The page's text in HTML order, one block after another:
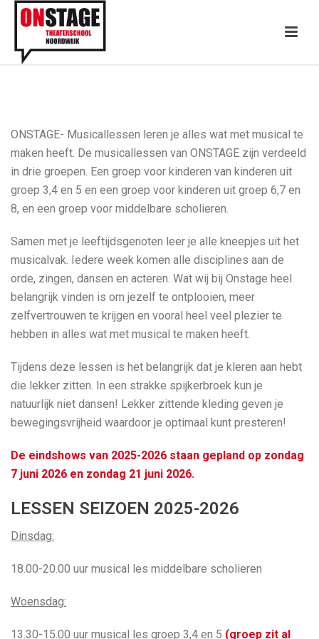
ONSTAGE- Musicallessen leren je alles wat met musical te
maken heeft. De musicallessen van ONSTAGE zijn verdeeld
in drie groepen. Een groep voor kinderen van kinderen uit
groep 3,4 en 5 en een groep voor kinderen uit groep 6,7 en
8, en een groep voor middelbare scholieren.
Samen met je leeftijdsgenoten leer je alle kneepjes uit het
musicalvak. Iedere week komen alle disciplines aan de
orde, zingen, dansen en acteren. Wat wij bij Onstage heel
belangrijk vinden is om jezelf te ontplooien, meer
zelfvertrouwen te krijgen en vooral heel veel plezier te
hebben in alles wat met musical te maken heeft.
Tijdens deze lessen is het belangrijk dat je kleren aan hebt
die lekker zitten. In een strakke spijkerbroek kun je
natuurlijk niet dansen! Lekker zittende kleding geven je
bewegingsvrijheid waardoor je optimaal kunt presteren!
De eindshows van 2025-2026 staan gepland op zondag
7 juni 2026 en zondag 21 juni 2026.
LESSEN SEIZOEN 2025-2026
Dinsdag:
18.00-20.00 uur musical les middelbare scholieren
Woensdag:
13.30-15.00 uur musical les groep 3,4 en 5 (groep zit al